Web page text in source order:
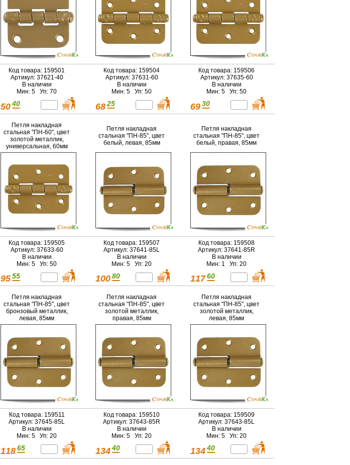
Код товара: 159501
Артикул: 37621-40
В наличии
Мин: 5 Уп: 70
50 40
Код товара: 159504
Артикул: 37631-60
В наличии
Мин: 5 Уп: 50
68 25
Код товара: 159506
Артикул: 37635-60
В наличии
Мин: 5 Уп: 50
69 30
Петля накладная
стальная "ПН-60", цвет
золотой металлик,
универсальная, 60мм
Код товара: 159505
Артикул: 37633-60
В наличии
Мин: 5 Уп: 50
95 55
Петля накладная
стальная "ПН-85", цвет
белый, левая, 85мм
Код товара: 159507
Артикул: 37641-85L
В наличии
Мин: 5 Уп: 20
100 80
Петля накладная
стальная "ПН-85", цвет
белый, правая, 85мм
Код товара: 159508
Артикул: 37641-85R
В наличии
Мин: 1 Уп: 20
117 60
Петля накладная
стальная "ПН-85", цвет
бронзовый металлик,
левая, 85мм
Код товара: 159511
Артикул: 37645-85L
В наличии
Мин: 5 Уп: 20
118 65
Петля накладная
стальная "ПН-85", цвет
золотой металлик,
правая, 85мм
Код товара: 159510
Артикул: 37643-85R
В наличии
Мин: 5 Уп: 20
134 40
Петля накладная
стальная "ПН-85", цвет
золотой металлик,
левая, 85мм
Код товара: 159509
Артикул: 37643-85L
В наличии
Мин: 5 Уп: 20
134 40